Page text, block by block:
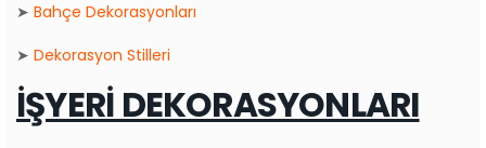
➤ Bahçe Dekorasyonları
➤ Dekorasyon Stilleri
İŞYERİ DEKORASYONLARI